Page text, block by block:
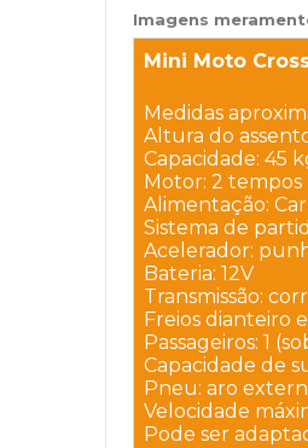
Imagens
Mini Moto
Medidas
Altura do
Capacidade: 45
Motor: 2
Alimentação:
Sistema de
Acelerador:
Bateria: 12V
Transmissão:
Freios dianteiro
Passageiros: 1
Capacidade de
Pneu: aro
Velocidade
Pode ser